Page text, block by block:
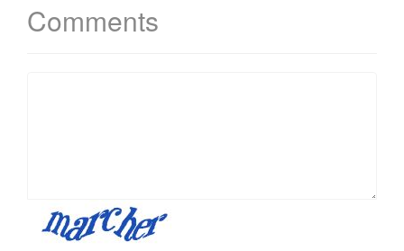
Comments